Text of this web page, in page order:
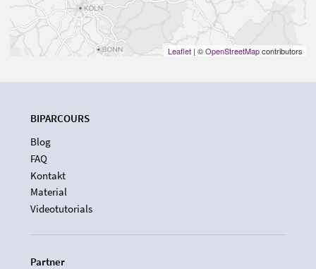
Leaflet | ©OpenStreetMapcontributors
BIPARCOURS
Blog
FAQ
Kontakt
Material
Videotutorials
Partner